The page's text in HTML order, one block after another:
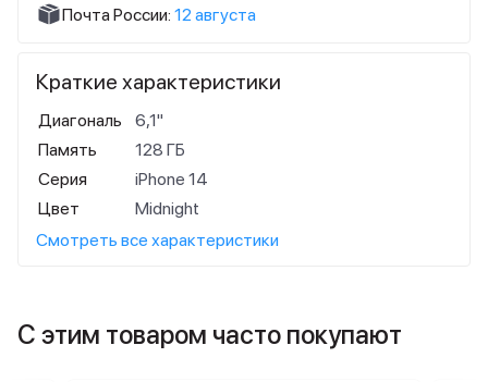
Почта России: 12 августа
Краткие характеристики
Диагональ
6,1"
Память
128 ГБ
Серия
iPhone 14
Цвет
Midnight
Смотреть все характеристики
С этим товаром часто покупают